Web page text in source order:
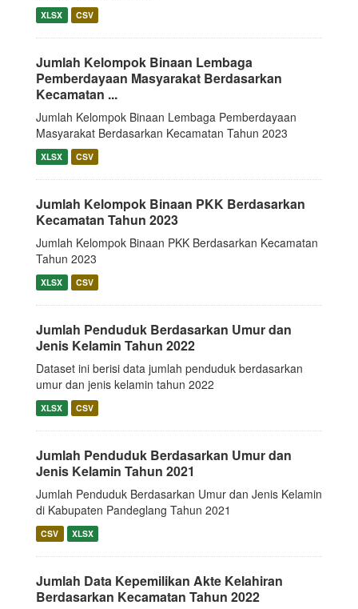
XLSX CSV
Jumlah Kelompok Binaan Lembaga
Pemberdayaan Masyarakat Berdasarkan
Kecamatan ...
Jumlah Kelompok Binaan Lembaga Pemberdayaan
Masyarakat Berdasarkan Kecamatan Tahun 2023
XLSX CSV
Jumlah Kelompok Binaan PKK Berdasarkan
Kecamatan Tahun 2023
Jumlah Kelompok Binaan PKK Berdasarkan Kecamatan
Tahun 2023
XLSX CSV
Jumlah Penduduk Berdasarkan Umur dan
Jenis Kelamin Tahun 2022
Dataset ini berisi data jumlah penduduk berdasarkan
umur dan jenis kelamin tahun 2022
XLSX CSV
Jumlah Penduduk Berdasarkan Umur dan
Jenis Kelamin Tahun 2021
Jumlah Penduduk Berdasarkan Umur dan Jenis Kelamin
di Kabupaten Pandeglang Tahun 2021
CSV XLSX
Jumlah Data Kepemilikan Akte Kelahiran
Berdasarkan Kecamatan Tahun 2022